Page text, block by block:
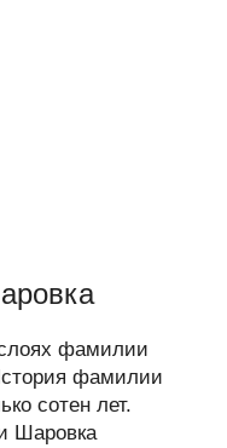
фамилии
фамилии
сотен лет.
Шаровка